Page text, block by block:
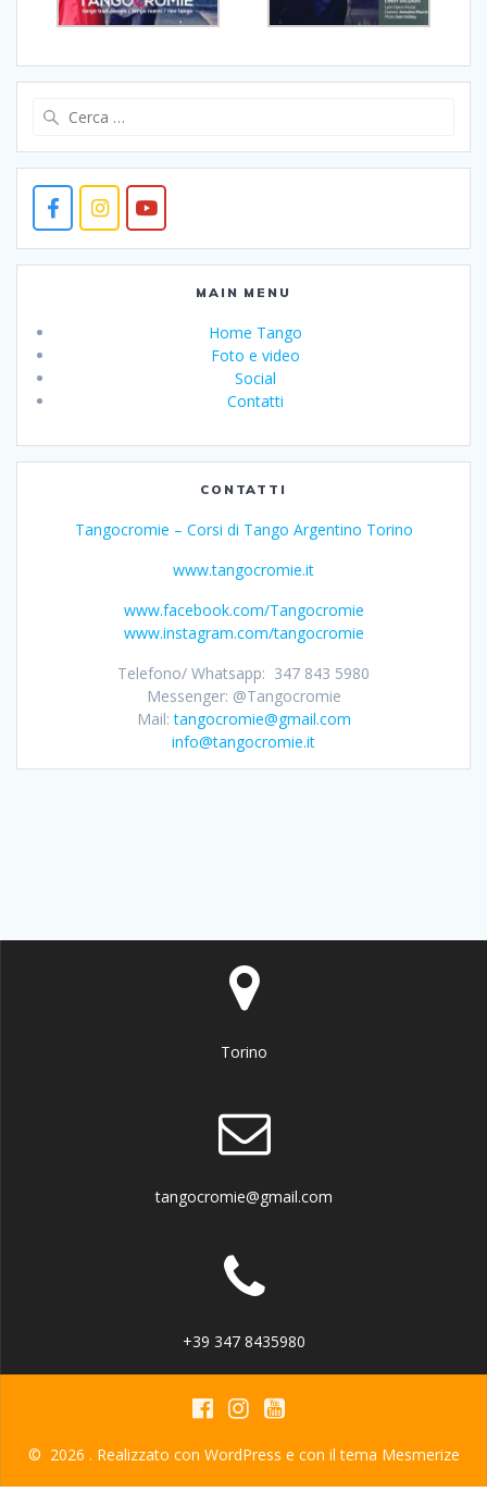
MAIN MENU
Home Tango
Foto e video
Social
Contatti
CONTATTI
Tangocromie – Corsi di Tango Argentino Torino
www.tangocromie.it
www.facebook.com/Tangocromie
www.instagram.com/tangocromie
Telefono/ Whatsapp: 347 843 5980
Messenger: @Tangocromie
Mail:tangocromie@gmail.com
info@tangocromie.it
Torino
tangocromie@gmail.com
+39 347 8435980
© 2026 . Realizzato con WordPress e con il tema Mesmerize